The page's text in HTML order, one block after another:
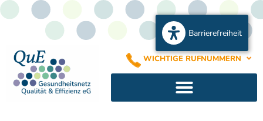
WICHTIGE RUFNUMMERN
Barrierefreiheit